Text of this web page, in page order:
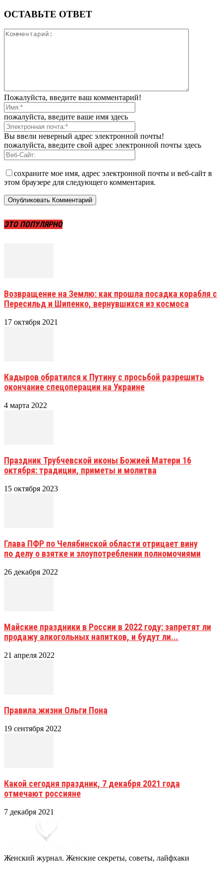
ОСТАВЬТЕ ОТВЕТ
Пожалуйста, введите ваш комментарий!
пожалуйста, введите ваше имя здесь
Вы ввели неверный адрес электронной почты!
пожалуйста, введите свой адрес электронной почты здесь
сохраните мое имя, адрес электронной почты и веб-сайт в
этом браузере для следующего комментария.
ЭТО ПОПУЛЯРНО
Возвращение на Землю: как прошла посадка корабля с
Пересильд и Шипенко, вернувшихся из космоса
17 октября 2021
Кадыров обратился к Путину с просьбой разрешить
окончание спецоперации на Украине
4 марта 2022
Праздник Трубчевской иконы Божией Матери 16
октября: традиции, приметы и молитва
15 октября 2023
Глава ПФР по Челябинской области отрицает вину
по делу о взятке и злоупотреблении полномочиями
26 декабря 2022
Майские праздники в России в 2022 году: запретят ли
продажу алкогольных напитков, и будут ли...
21 апреля 2022
Правила жизни Ольги Пона
19 сентября 2022
Какой сегодня праздник, 7 декабря 2021 года
отмечают россияне
7 декабря 2021
Женский журнал. Женские секреты, советы, лайфхаки